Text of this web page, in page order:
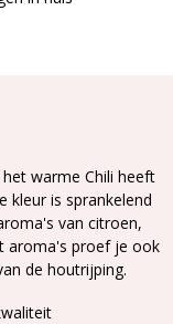
warme Chili heeft
kleur is sprankelend
van citroen,
aroma's proef je ook
de houtrijping.